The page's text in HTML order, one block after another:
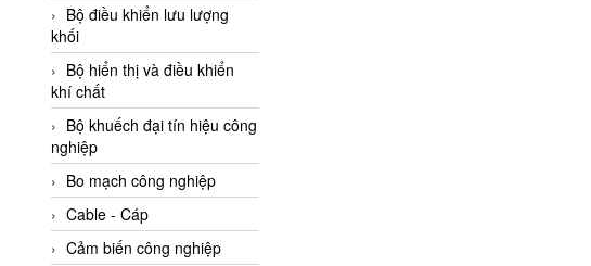
Advantech Vietnam
Agate Vietnam
AGR International Vietnam
Aichi Tokei Denki Vietnam
Aii Vietnam
AIKOH
AINUO Vietnam
AIR MAJOR
Bộ điều khiển lưu lượng
khối
Bộ hiển thị và điều khiển
khí chất
Bộ khuếch đại tín hiệu công
nghiệp
Bo mạch công nghiệp
Cable - Cáp
Cảm biến công nghiệp